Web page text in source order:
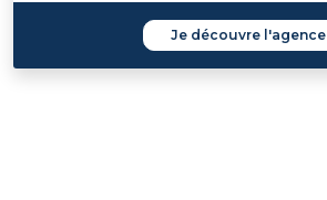
Je découvre l'agence